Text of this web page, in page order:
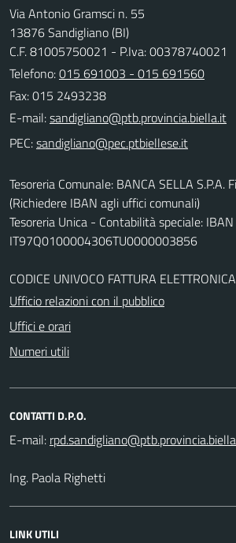
Via Antonio Gramsci n. 55
13876 Sandigliano (BI)
C.F. 81005750021 - P.Iva: 00378740021
Telefono:015 691003 - 015 691560
Fax: 015 2493238
E-mail:
PEC:
Tesoreria Comunale: BANCA SELLA S.P.A.
(Richiedere IBAN agli uffici comunali)
Tesoreria Unica - Contabilità speciale: IBAN
IT97Q0100004306TU0000003856
CODICE UNIVOCO FATTURA
Ufficio relazioni con il pubblico
Uffici e orari
Numeri utili
CONTATTI D.P.O.
E-mail:
Ing. Paola Righetti
LINK UTILI